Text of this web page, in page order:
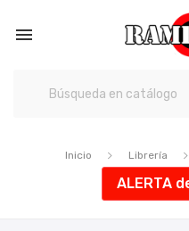

Inicio Librería
ALERTA